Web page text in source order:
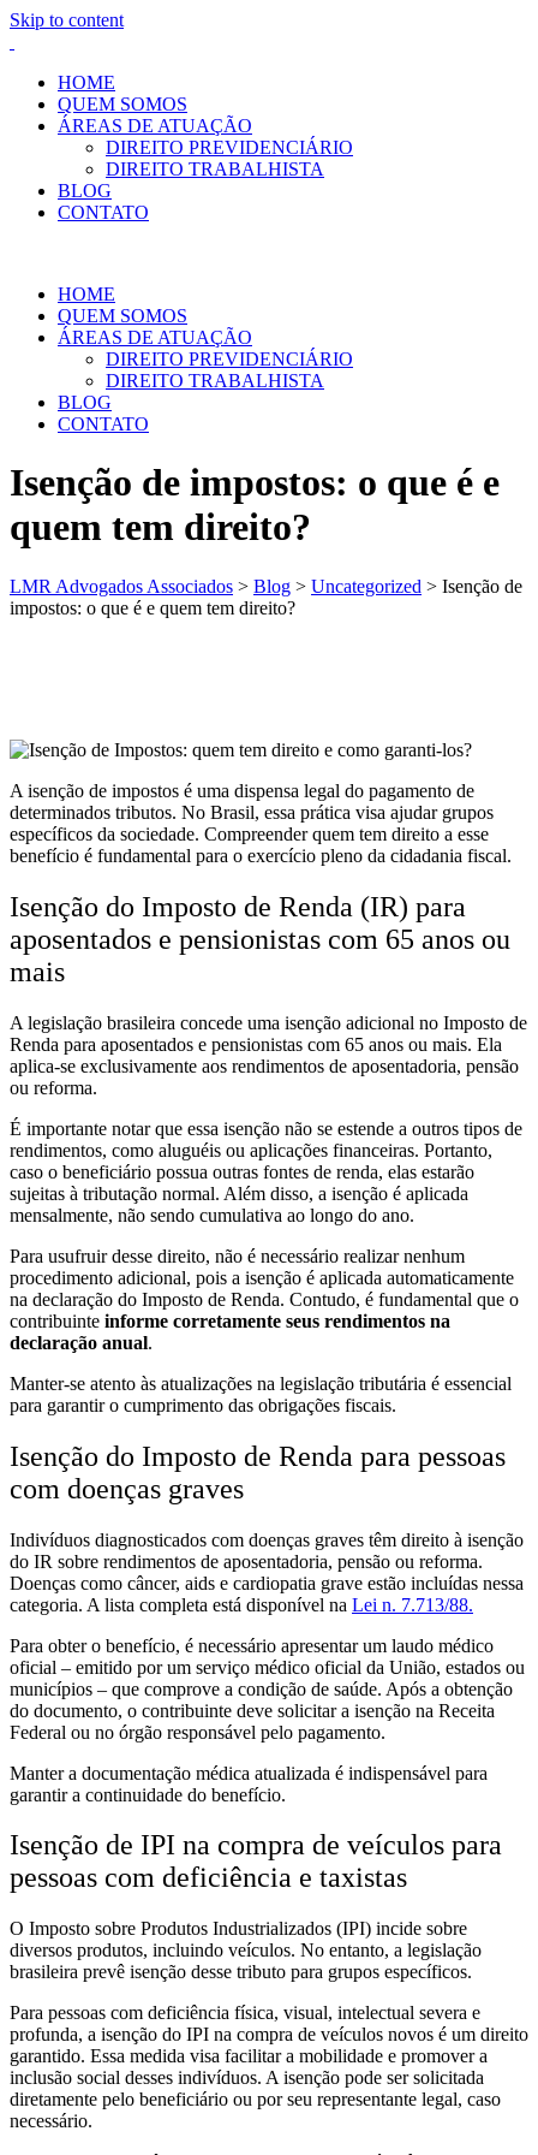
Skip to content
HOME
QUEM SOMOS
ÁREAS DE ATUAÇÃO
DIREITO PREVIDENCIÁRIO
DIREITO TRABALHISTA
BLOG
CONTATO
HOME
QUEM SOMOS
ÁREAS DE ATUAÇÃO
DIREITO PREVIDENCIÁRIO
DIREITO TRABALHISTA
BLOG
CONTATO
Isenção de impostos: o que é e
quem tem direito?
LMR Advogados Associados > Blog > Uncategorized > Isenção de
impostos: o que é e quem tem direito?
A isenção de impostos é uma dispensa legal do pagamento de
determinados tributos. No Brasil, essa prática visa ajudar grupos
específicos da sociedade. Compreender quem tem direito a esse
benefício é fundamental para o exercício pleno da cidadania fiscal.
Isenção do Imposto de Renda (IR) para
aposentados e pensionistas com 65 anos ou
mais
A legislação brasileira concede uma isenção adicional no Imposto de
Renda para aposentados e pensionistas com 65 anos ou mais. Ela
aplica-se exclusivamente aos rendimentos de aposentadoria, pensão
ou reforma.
É importante notar que essa isenção não se estende a outros tipos de
rendimentos, como aluguéis ou aplicações financeiras. Portanto,
caso o beneficiário possua outras fontes de renda, elas estarão
sujeitas à tributação normal. Além disso, a isenção é aplicada
mensalmente, não sendo cumulativa ao longo do ano.
Para usufruir desse direito, não é necessário realizar nenhum
procedimento adicional, pois a isenção é aplicada automaticamente
na declaração do Imposto de Renda. Contudo, é fundamental que o
contribuinte informe corretamente seus rendimentos na
declaração anual.
Manter-se atento às atualizações na legislação tributária é essencial
para garantir o cumprimento das obrigações fiscais.
Isenção do Imposto de Renda para pessoas
com doenças graves
Indivíduos diagnosticados com doenças graves têm direito à isenção
do IR sobre rendimentos de aposentadoria, pensão ou reforma.
Doenças como câncer, aids e cardiopatia grave estão incluídas nessa
categoria. A lista completa está disponível na Lei n. 7.713/88.
Para obter o benefício, é necessário apresentar um laudo médico
oficial – emitido por um serviço médico oficial da União, estados ou
municípios – que comprove a condição de saúde. Após a obtenção
do documento, o contribuinte deve solicitar a isenção na Receita
Federal ou no órgão responsável pelo pagamento.
Manter a documentação médica atualizada é indispensável para
garantir a continuidade do benefício.
Isenção de IPI na compra de veículos para
pessoas com deficiência e taxistas
O Imposto sobre Produtos Industrializados (IPI) incide sobre
diversos produtos, incluindo veículos. No entanto, a legislação
brasileira prevê isenção desse tributo para grupos específicos.
Para pessoas com deficiência física, visual, intelectual severa e
profunda, a isenção do IPI na compra de veículos novos é um direito
garantido. Essa medida visa facilitar a mobilidade e promover a
inclusão social desses indivíduos. A isenção pode ser solicitada
diretamente pelo beneficiário ou por seu representante legal, caso
necessário.